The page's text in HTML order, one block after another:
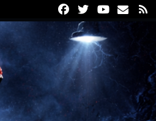
FacebookTwitterYoutube
Email